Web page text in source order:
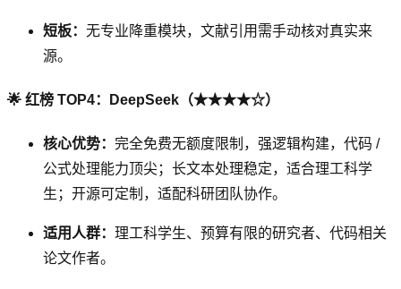
短板： 无专业降重模块，文献引用需手动核对真实来
源。
🌟 红榜 TOP4：DeepSeek（★★★★☆）
核心优势： 完全免费无额度限制，强逻辑构建，代码 /
公式处理能力顶尖；长文本处理稳定，适合理工科学
生；开源可定制，适配科研团队协作。
适用人群： 理工科学生、预算有限的研究者、代码相关
论文作者。